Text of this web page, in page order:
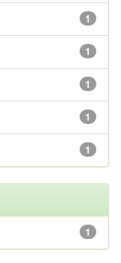
1
1
1
1
1
1